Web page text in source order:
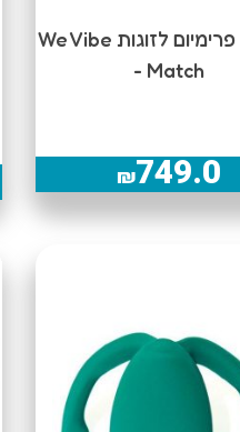
ויברטור פרימיום לזוגות We Vibe
- Match
₪749.0